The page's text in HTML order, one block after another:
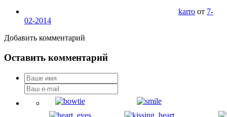
karro от 7-
02-2014
Добавить комментарий
Оставить комментарий